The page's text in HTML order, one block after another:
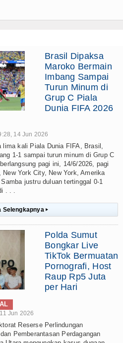
Brasil Dipaksa
Maroko Bermain
Imbang Sampai
Turun Minum di
Grup C Piala
Dunia FIFA 2026
14 Jun 2026
lima kali Piala Dunia FIFA, Brasil,
1-1 sampai turun minum di Grup C
pagi ini, 14/6/2026, pagi
York City, New York, Amerika
justru duluan tertinggal 0-1
. . .
Selengkapnya ▸
Polda Sumut
Bongkar Live
TikTok Bermuatan
Pornografi, Host
Raup Rp5 Juta
per Hari
Jun 2026
Reserse Perlindungan
Pemberantasan Perdagangan